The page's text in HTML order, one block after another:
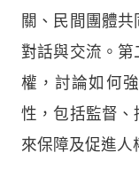
關、民間團體
對話與交流。
權，討論如何
性，包括監督、
來保障及促進人